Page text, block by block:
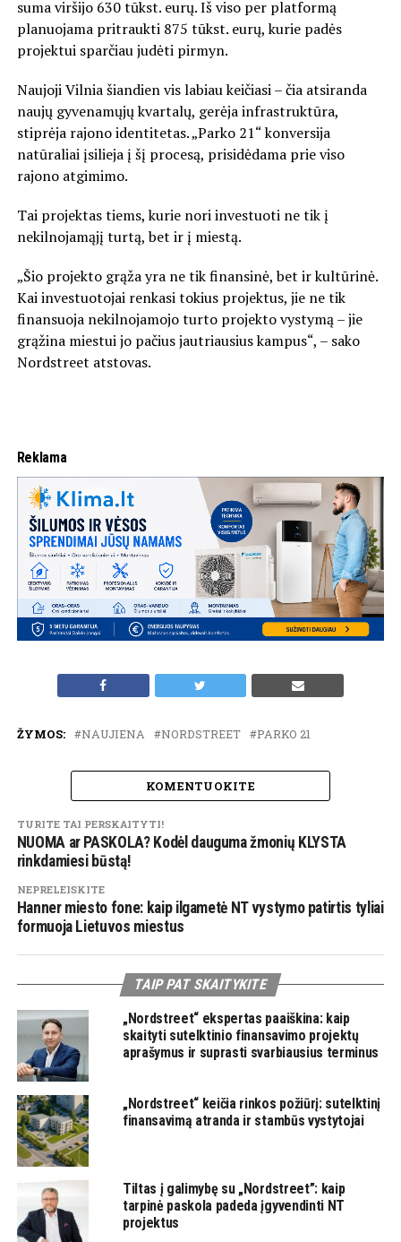
suma viršijo 630 tūkst. eurų. Iš viso per platformą
planuojama pritraukti 875 tūkst. eurų, kurie padės
projektui sparčiau judėti pirmyn.
Naujoji Vilnia šiandien vis labiau keičiasi – čia atsiranda
naujų gyvenamųjų kvartalų, gerėja infrastruktūra,
stiprėja rajono identitetas. „Parko 21“ konversija
natūraliai įsilieja į šį procesą, prisidėdama prie viso
rajono atgimimo.
Tai projektas tiems, kurie nori investuoti ne tik į
nekilnojamąjį turtą, bet ir į miestą.
„Šio projekto grąža yra ne tik finansinė, bet ir kultūrinė.
Kai investuotojai renkasi tokius projektus, jie ne tik
finansuoja nekilnojamojo turto projekto vystymą – jie
grąžina miestui jo pačius jautriausius kampus“, – sako
Nordstreet atstovas.
Reklama
ŽYMOS: NAUJIENA NORDSTREET PARKO 21
KOMENTUOKITE
TURITE TAI PERSKAITYTI!
NUOMA ar PASKOLA? Kodėl dauguma žmonių KLYSTA
rinkdamiesi būstą!
NEPRELEISKITE
Hanner miesto fone: kaip ilgametė NT vystymo patirtis tyliai
formuoja Lietuvos miestus
TAIP PAT SKAITYKITE
„Nordstreet“ ekspertas paaiškina: kaip
skaityti sutelktinio finansavimo projektų
aprašymus ir suprasti svarbiausius terminus
„Nordstreet“ keičia rinkos požiūrį: sutelktinį
finansavimą atranda ir stambūs vystytojai
Tiltas į galimybę su „Nordstreet”: kaip
tarpinė paskola padeda įgyvendinti NT
projektus